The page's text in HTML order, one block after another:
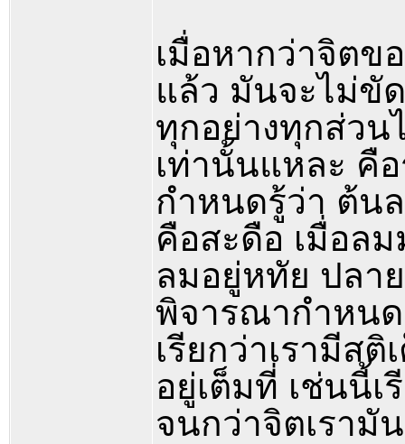
เมื่อหากว่าจิตข
แล้ว มันจะไม่ขั
ทุกอย่างทุกส่วน
เท่านั้นแหละ คื
กำหนดรู้ว่า ต้น
คือสะดือ เมื่อล
ลมอยู่หทัย ปลา
พิจารณากำหน
เรียกว่าเรามีส
อยู่เต็มที่ เช่นนี้เ
จนกว่าจิตเรามั